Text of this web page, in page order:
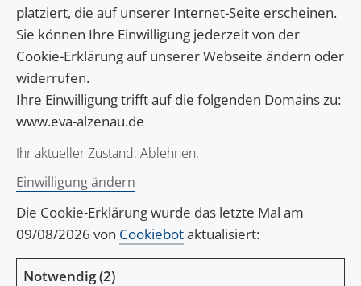
platziert, die auf unserer Internet-Seite erscheinen.
Sie können Ihre Einwilligung jederzeit von der
Cookie-Erklärung auf unserer Webseite ändern oder
widerrufen.
Ihre Einwilligung trifft auf die folgenden Domains zu:
www.eva-alzenau.de
Ihr aktueller Zustand: Ablehnen.
Einwilligung ändern
Die Cookie-Erklärung wurde das letzte Mal am
09/08/2026 von Cookiebotaktualisiert:
Notwendig (2)